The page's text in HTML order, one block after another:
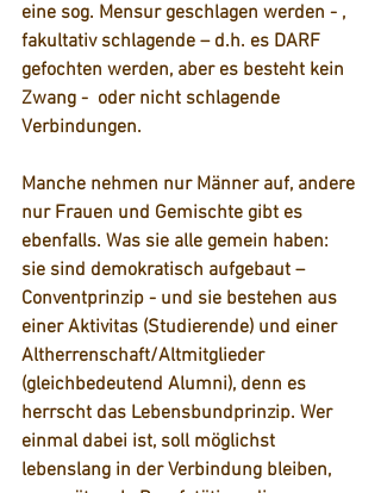
eine sog. Mensur geschlagen werden - ,
fakultativ schlagende – d.h. es DARF
gefochten werden, aber es besteht kein
Zwang -  oder nicht schlagende
Verbindungen.
Manche nehmen nur Männer auf, andere
nur Frauen und Gemischte gibt es
ebenfalls. Was sie alle gemein haben:
sie sind demokratisch aufgebaut –
Conventprinzip - und sie bestehen aus
einer Aktivitas (Studierende) und einer
Altherrenschaft/Altmitglieder
(gleichbedeutend Alumni), denn es
herrscht das Lebensbundprinzip. Wer
einmal dabei ist, soll möglichst
lebenslang in der Verbindung bleiben,